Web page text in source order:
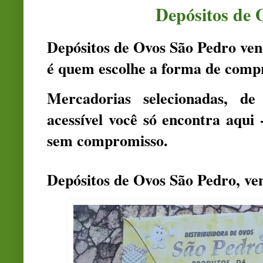
Depósitos de
Depósitos de Ovos São Pedro
é quem escolhe a forma de
Mercadorias selecionadas,
acessível você só encontra
sem compromisso.
Depósitos de Ovos São Pedro,